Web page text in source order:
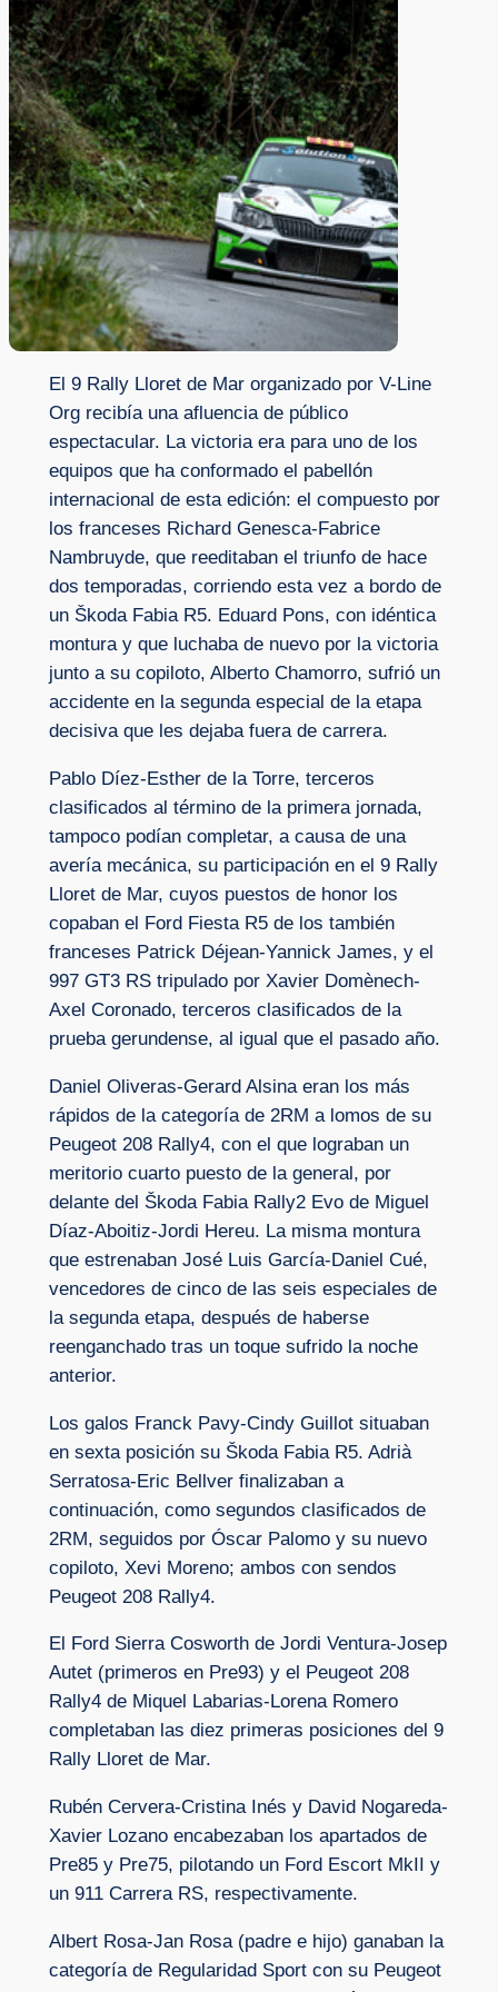
El 9 Rally Lloret de Mar organizado por V-Line
Org recibía una afluencia de público
espectacular. La victoria era para uno de los
equipos que ha conformado el pabellón
internacional de esta edición: el compuesto por
los franceses Richard Genesca-Fabrice
Nambruyde, que reeditaban el triunfo de hace
dos temporadas, corriendo esta vez a bordo de
un Škoda Fabia R5. Eduard Pons, con idéntica
montura y que luchaba de nuevo por la victoria
junto a su copiloto, Alberto Chamorro, sufrió un
accidente en la segunda especial de la etapa
decisiva que les dejaba fuera de carrera.
Pablo Díez-Esther de la Torre, terceros
clasificados al término de la primera jornada,
tampoco podían completar, a causa de una
avería mecánica, su participación en el 9 Rally
Lloret de Mar, cuyos puestos de honor los
copaban el Ford Fiesta R5 de los también
franceses Patrick Déjean-Yannick James, y el
997 GT3 RS tripulado por Xavier Domènech-
Axel Coronado, terceros clasificados de la
prueba gerundense, al igual que el pasado año.
Daniel Oliveras-Gerard Alsina eran los más
rápidos de la categoría de 2RM a lomos de su
Peugeot 208 Rally4, con el que lograban un
meritorio cuarto puesto de la general, por
delante del Škoda Fabia Rally2 Evo de Miguel
Díaz-Aboitiz-Jordi Hereu. La misma montura
que estrenaban José Luis García-Daniel Cué,
vencedores de cinco de las seis especiales de
la segunda etapa, después de haberse
reenganchado tras un toque sufrido la noche
anterior.
Los galos Franck Pavy-Cindy Guillot situaban
en sexta posición su Škoda Fabia R5. Adrià
Serratosa-Eric Bellver finalizaban a
continuación, como segundos clasificados de
2RM, seguidos por Óscar Palomo y su nuevo
copiloto, Xevi Moreno; ambos con sendos
Peugeot 208 Rally4.
El Ford Sierra Cosworth de Jordi Ventura-Josep
Autet (primeros en Pre93) y el Peugeot 208
Rally4 de Miquel Labarias-Lorena Romero
completaban las diez primeras posiciones del 9
Rally Lloret de Mar.
Rubén Cervera-Cristina Inés y David Nogareda-
Xavier Lozano encabezaban los apartados de
Pre85 y Pre75, pilotando un Ford Escort MkII y
un 911 Carrera RS, respectivamente.
Albert Rosa-Jan Rosa (padre e hijo) ganaban la
categoría de Regularidad Sport con su Peugeot